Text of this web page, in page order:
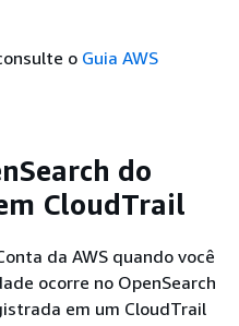
o Guia AWS
do
CloudTrail
da AWS quando você
ocorre no OpenSearch
em um CloudTrail